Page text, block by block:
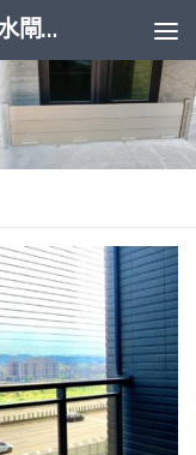
台北高高順隱形鐵窗.防霾紗網.防水閘門